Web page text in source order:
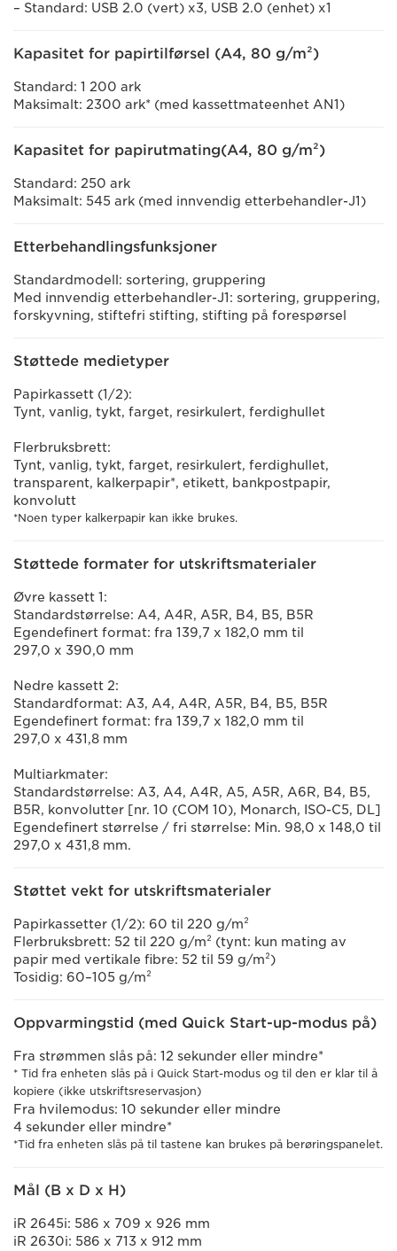
– Standard: USB 2.0 (vert) x3, USB 2.0 (enhet) x1
Kapasitet for papirtilførsel (A4, 80 g/m²)
Standard: 1 200 ark
Maksimalt: 2300 ark* (med kassettmateenhet AN1)
Kapasitet for papirutmating(A4, 80 g/m²)
Standard: 250 ark
Maksimalt: 545 ark (med innvendig etterbehandler-J1)
Etterbehandlingsfunksjoner
Standardmodell: sortering, gruppering
Med innvendig etterbehandler-J1: sortering, gruppering,
forskyvning, stiftefri stifting, stifting på forespørsel
Støttede medietyper
Papirkassett (1/2):
Tynt, vanlig, tykt, farget, resirkulert, ferdighullet
Flerbruksbrett:
Tynt, vanlig, tykt, farget, resirkulert, ferdighullet,
transparent, kalkerpapir*, etikett, bankpostpapir,
konvolutt
*Noen typer kalkerpapir kan ikke brukes.
Støttede formater for utskriftsmaterialer
Øvre kassett 1:
Standardstørrelse: A4, A4R, A5R, B4, B5, B5R
Egendefinert format: fra 139,7 x 182,0 mm til
297,0 x 390,0 mm
Nedre kassett 2:
Standardformat: A3, A4, A4R, A5R, B4, B5, B5R
Egendefinert format: fra 139,7 x 182,0 mm til
297,0 x 431,8 mm
Multiarkmater:
Standardstørrelse: A3, A4, A4R, A5, A5R, A6R, B4, B5,
B5R, konvolutter [nr. 10 (COM 10), Monarch, ISO-C5, DL]
Egendefinert størrelse / fri størrelse: Min. 98,0 x 148,0 til
297,0 x 431,8 mm.
Støttet vekt for utskriftsmaterialer
Papirkassetter (1/2): 60 til 220 g/m²
Flerbruksbrett: 52 til 220 g/m² (tynt: kun mating av
papir med vertikale fibre: 52 til 59 g/m²)
Tosidig: 60–105 g/m²
Oppvarmingstid (med Quick Start-up-modus på)
Fra strømmen slås på: 12 sekunder eller mindre*
* Tid fra enheten slås på i Quick Start-modus og til den er klar til å
kopiere (ikke utskriftsreservasjon)
Fra hvilemodus: 10 sekunder eller mindre
4 sekunder eller mindre*
*Tid fra enheten slås på til tastene kan brukes på berøringspanelet.
Mål (B x D x H)
iR 2645i: 586 x 709 x 926 mm
iR 2630i: 586 x 713 x 912 mm